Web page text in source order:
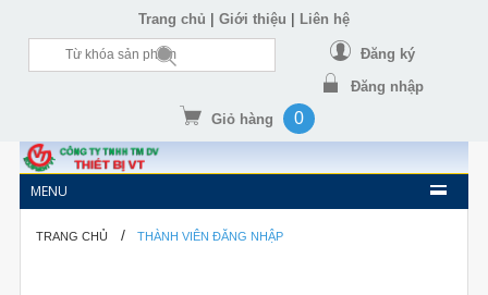
Trang chủ | Giới thiệu | Liên hệ
Đăng ký
Đăng nhập
Giỏ hàng
0
MENU
TRANG CHỦ / THÀNH VIÊN ĐĂNG NHẬP